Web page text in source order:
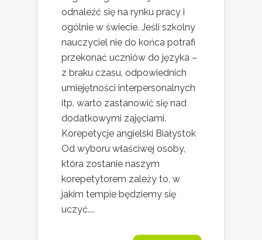
odnaleźć się na rynku pracy i
ogólnie w świecie. Jeśli szkolny
nauczyciel nie do końca potrafi
przekonać uczniów do języka –
z braku czasu, odpowiednich
umiejętności interpersonalnych
itp. warto zastanowić się nad
dodatkowymi zajęciami.
Korepetycje angielski Białystok
Od wyboru właściwej osoby,
która zostanie naszym
korepetytorem zależy to, w
jakim tempie będziemy się
uczyć....